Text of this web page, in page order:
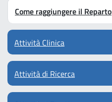
Come raggiungere il Reparto
Attività Clinica
Attività di Ricerca